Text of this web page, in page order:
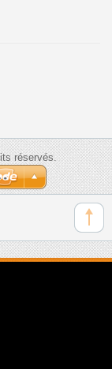
réservés.